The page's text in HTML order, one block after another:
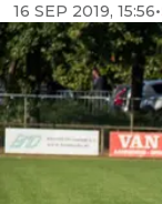
16 SEP 2019, 15:56•